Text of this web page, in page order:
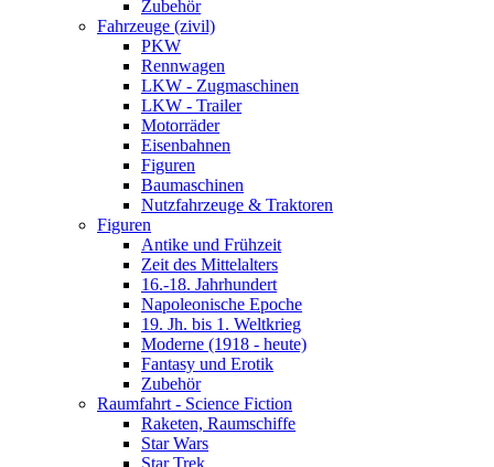
Zubehör
Fahrzeuge (zivil)
PKW
Rennwagen
LKW - Zugmaschinen
LKW - Trailer
Motorräder
Eisenbahnen
Figuren
Baumaschinen
Nutzfahrzeuge & Traktoren
Figuren
Antike und Frühzeit
Zeit des Mittelalters
16.-18. Jahrhundert
Napoleonische Epoche
19. Jh. bis 1. Weltkrieg
Moderne (1918 - heute)
Fantasy und Erotik
Zubehör
Raumfahrt - Science Fiction
Raketen, Raumschiffe
Star Wars
Star Trek